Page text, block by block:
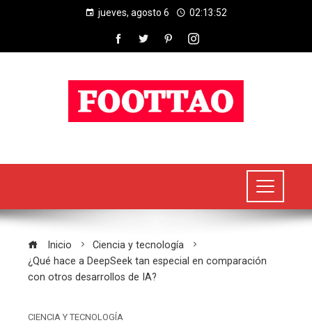
jueves, agosto 6 02:13:52
Inicio
Ciencia y tecnología
¿Qué hace a DeepSeek tan especial en comparación
con otros desarrollos de IA?
CIENCIA Y TECNOLOGÍA